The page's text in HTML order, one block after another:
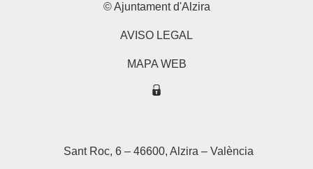
© Ajuntament d'Alzira
AVISO LEGAL
MAPA WEB
Sant Roc, 6 – 46600, Alzira – València